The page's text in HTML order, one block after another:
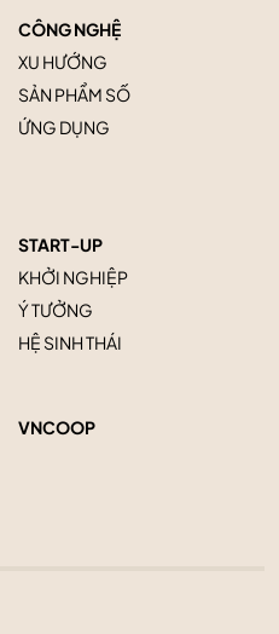
CÔNG NGHỆ
XU HƯỚNG
SẢN PHẨM SỐ
ỨNG DỤNG
START-UP
KHỞI NGHIỆP
Ý TƯỞNG
HỆ SINH THÁI
VNCOOP